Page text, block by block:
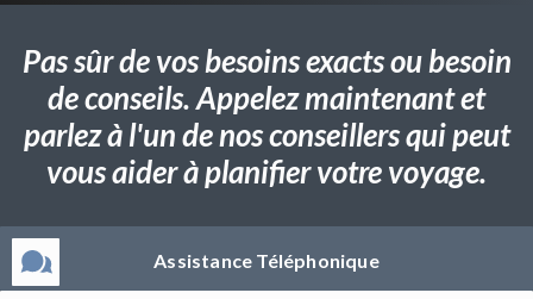
Pas sûr de vos besoins exacts ou besoin
de conseils. Appelez maintenant et
parlez à l'un de nos conseillers qui peut
vous aider à planifier votre voyage.
Assistance Téléphonique